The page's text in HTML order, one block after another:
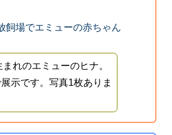
飼場でエミューの赤ちゃん
れのエミューのヒナ。
示です。写真1枚ありま